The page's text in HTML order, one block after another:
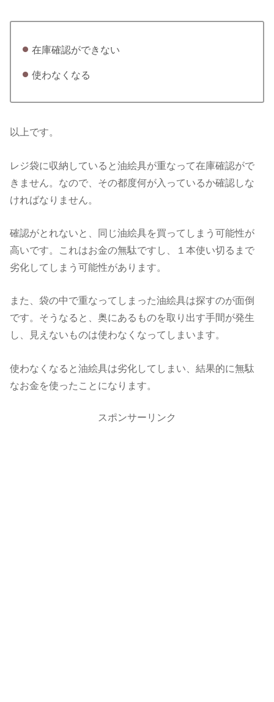
在庫確認ができない
使わなくなる
以上です。
レジ袋に収納していると油絵具が重なって在庫確認がで
きません。なので、その都度何が入っているか確認しな
ければなりません。
確認がとれないと、同じ油絵具を買ってしまう可能性が
高いです。これはお金の無駄ですし、１本使い切るまで
劣化してしまう可能性があります。
また、袋の中で重なってしまった油絵具は探すのが面倒
です。そうなると、奥にあるものを取り出す手間が発生
し、見えないものは使わなくなってしまいます。
使わなくなると油絵具は劣化してしまい、結果的に無駄
なお金を使ったことになります。
スポンサーリンク